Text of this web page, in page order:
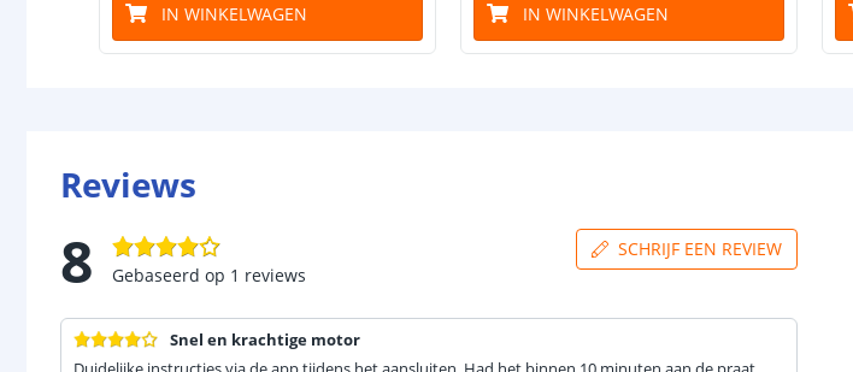
IN WINKELWAGEN IN WINKELWAGEN
Reviews
8 Gebaseerd op 1 reviews
SCHRIJF EEN REVIEW
Snel en krachtige motor